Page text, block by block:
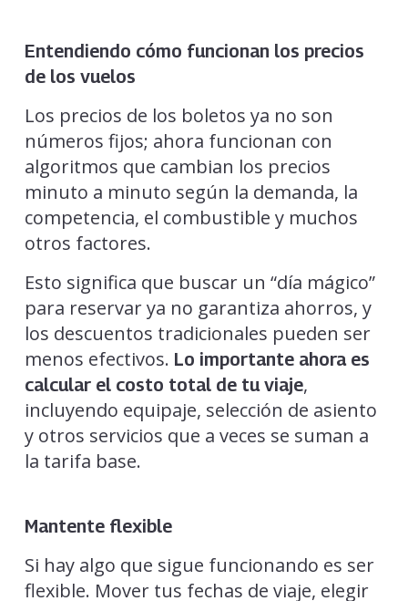
Entendiendo cómo funcionan los precios
de los vuelos
Los precios de los boletos ya no son
números fijos; ahora funcionan con
algoritmos que cambian los precios
minuto a minuto según la demanda, la
competencia, el combustible y muchos
otros factores.
Esto significa que buscar un “día mágico”
para reservar ya no garantiza ahorros, y
los descuentos tradicionales pueden ser
menos efectivos. Lo importante ahora es
calcular el costo total de tu viaje,
incluyendo equipaje, selección de asiento
y otros servicios que a veces se suman a
la tarifa base.
Mantente flexible
Si hay algo que sigue funcionando es ser
flexible. Mover tus fechas de viaje, elegir